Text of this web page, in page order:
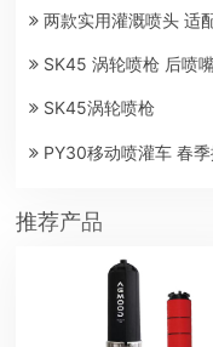
两款实用灌溉喷头 适
SK45 涡轮喷枪 后喷
SK45涡轮喷枪
PY30移动喷灌车 春
推荐产品